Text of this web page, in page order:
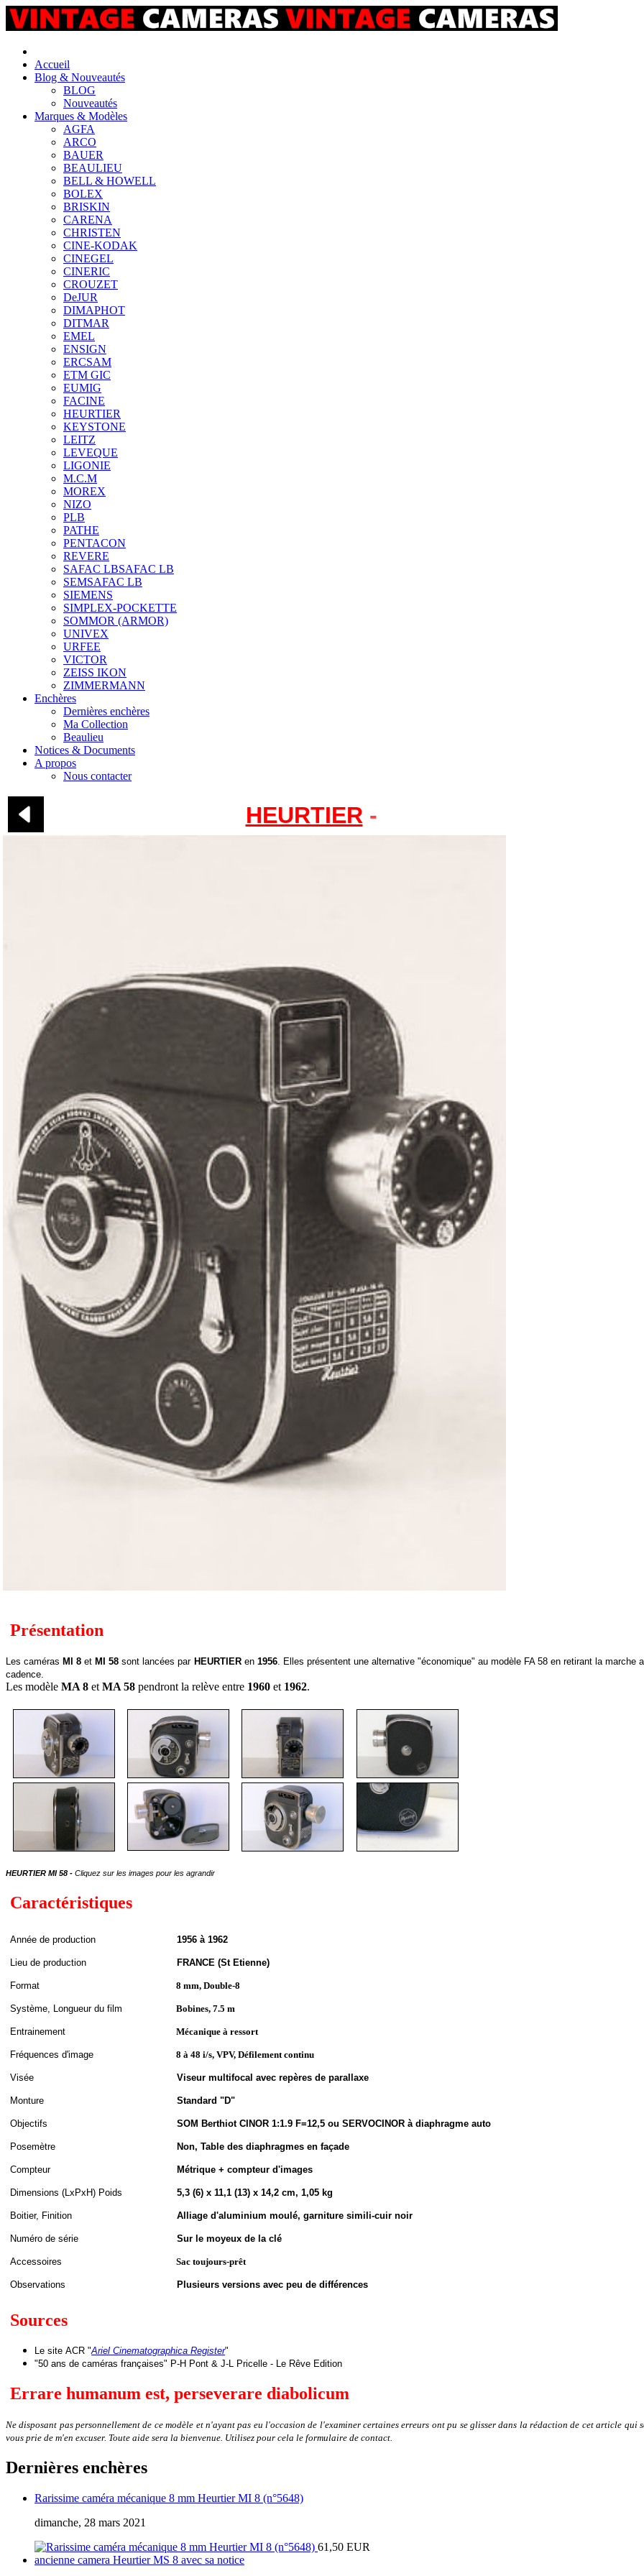
Accueil
Blog & Nouveautés
BLOG
Nouveautés
Marques & Modèles
AGFA
ARCO
BAUER
BEAULIEU
BELL & HOWELL
BOLEX
BRISKIN
CARENA
CHRISTEN
CINE-KODAK
CINEGEL
CINERIC
CROUZET
DeJUR
DIMAPHOT
DITMAR
EMEL
ENSIGN
ERCSAM
ETM GIC
EUMIG
FACINE
HEURTIER
KEYSTONE
LEITZ
LEVEQUE
LIGONIE
M.C.M
MOREX
NIZO
PLB
PATHE
PENTACON
REVERE
SAFAC LBSAFAC LB
SEMSAFAC LB
SIEMENS
SIMPLEX-POCKETTE
SOMMOR (ARMOR)
UNIVEX
URFEE
VICTOR
ZEISS IKON
ZIMMERMANN
Enchères
Dernières enchères
Ma Collection
Beaulieu
Notices & Documents
A propos
Nous contacter
HEURTIER -
Présentation
Les caméras MI 8 et MI 58 sont lancées par HEURTIERen 1956. Elles présentent une alternative "économique" au modèle FA 58 en retirant la marche
cadence.
Les modèle MA 8 et MA 58 pendront la relève entre 1960 et 1962.
HEURTIER MI 58 - Cliquez sur les images pour les agrandir
Caractéristiques
Année de production 1956 à 1962
Lieu de production FRANCE (St Etienne)
Format 8 mm, Double-8
Système, Longueur du film Bobines, 7.5 m
Entrainement Mécanique à ressort
Fréquences d'image 8 à 48 i/s, VPV, Défilement continu
Visée Viseur multifocal avec repères de parallaxe
Monture Standard "D"
Objectifs SOM Berthiot CINOR 1:1.9 F=12,5 ou SERVOCINOR à diaphragme auto
Posemètre Non, Table des diaphragmes en façade
Compteur Métrique + compteur d'images
Dimensions (LxPxH) Poids 5,3 (6) x 11,1 (13) x 14,2 cm, 1,05 kg
Boitier, Finition Alliage d'aluminium moulé, garniture simili-cuir noir
Numéro de série Sur le moyeux de la clé
Accessoires Sac toujours-prêt
Observations Plusieurs versions avec peu de différences
Sources
Le site ACR "Ariel Cinematographica Register"
"50 ans de caméras françaises" P-H Pont & J-L Pricelle - Le Rêve Edition
Errare humanum est, perseverare diabolicum
Ne disposant pas personnellement de ce modèle et n'ayant pas eu l'occasion de l'examiner certaines erreurs ont pu se glisser dans la rédaction de cet article
vous prie de m'en excuser. Toute aide sera la bienvenue. Utilisez pour cela le formulaire de contact.
Dernières enchères
Rarissime caméra mécanique 8 mm Heurtier MI 8 (n°5648)
dimanche, 28 mars 2021
61,50 EUR
ancienne camera Heurtier MS 8 avec sa notice